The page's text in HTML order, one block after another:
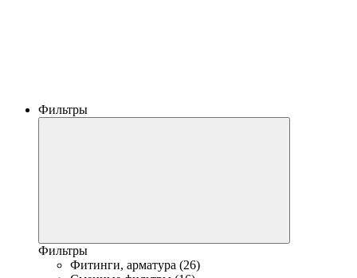
Фильтры
Фильтры
Фитинги, арматура (26)